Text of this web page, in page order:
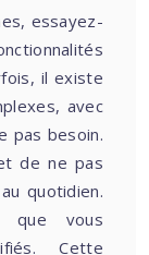
essayez-
il existe
avec
pas besoin.
de ne pas
quotidien.
que vous
Cette